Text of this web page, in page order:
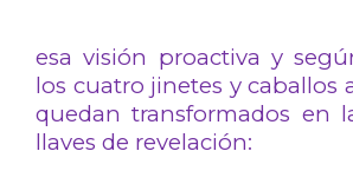
esa visión proactiva y
los cuatro jinetes y caballos
quedan transformados en
llaves de revelación: